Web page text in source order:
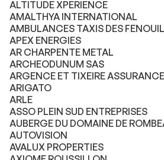
ALTITUDE XPERIENCE
AMALTHYA INTERNATIONAL
AMBULANCES TAXIS DES
APEX ENERGIES
AR CHARPENTE METAL
ARCHEODUNUM SAS
ARGENCE ET TIXEIRE
ARIGATO
ARLE
ASSO PLEIN SUD ENTREPRISES
AUBERGE DU DOMAINE DE
AUTOVISION
AVALUX PROPERTIES